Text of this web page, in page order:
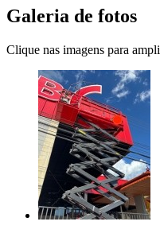
Galeria de fotos
Clique nas imagens para